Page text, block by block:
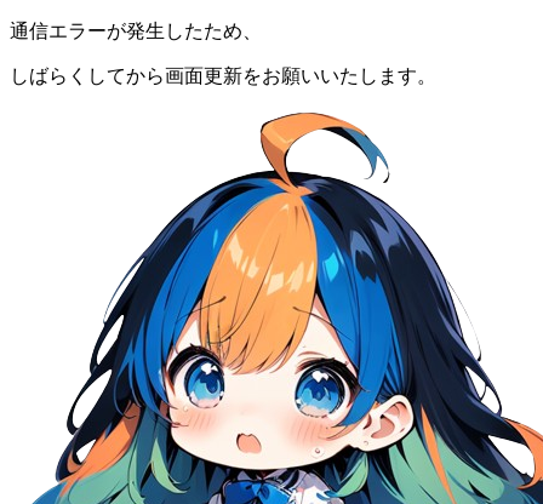
通信エラーが発生したため、
しばらくしてから画面更新をお願いいたします。